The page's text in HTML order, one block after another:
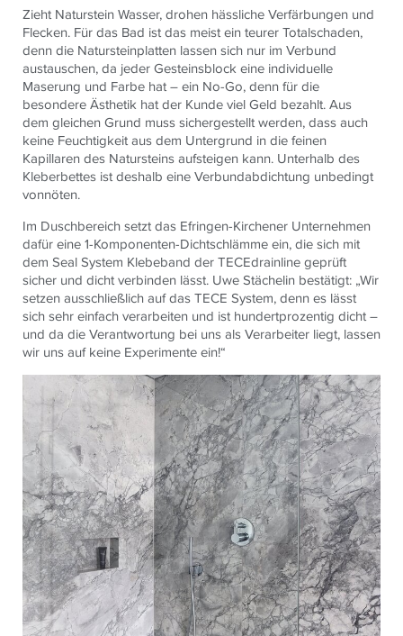
Zieht Naturstein Wasser, drohen hässliche Verfärbungen und
Flecken. Für das Bad ist das meist ein teurer Totalschaden,
denn die Natursteinplatten lassen sich nur im Verbund
austauschen, da jeder Gesteinsblock eine individuelle
Maserung und Farbe hat – ein No-Go, denn für die
besondere Ästhetik hat der Kunde viel Geld bezahlt. Aus
dem gleichen Grund muss sichergestellt werden, dass auch
keine Feuchtigkeit aus dem Untergrund in die feinen
Kapillaren des Natursteins aufsteigen kann. Unterhalb des
Kleberbettes ist deshalb eine Verbundabdichtung unbedingt
vonnöten.
Im Duschbereich setzt das Efringen-Kirchener Unternehmen
dafür eine 1-Komponenten-Dichtschlämme ein, die sich mit
dem Seal System Klebeband derTECEdrainline geprüft
sicher und dicht verbinden lässt. Uwe Stächelin bestätigt: „Wir
setzen ausschließlich auf dasTECE System, denn es lässt
sich sehr einfach verarbeiten und ist hundertprozentig dicht –
und da die Verantwortung bei uns als Verarbeiter liegt, lassen
wir uns auf keine Experimente ein!“